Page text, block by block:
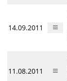
14.09.2011
11.08.2011